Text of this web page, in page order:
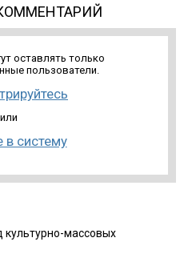
оставлять только
пользователи.
или
в систему
культурно-массовых